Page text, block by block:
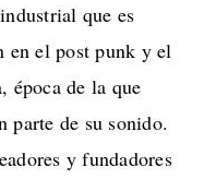
que es
en el post punk y el
época de la que
parte de su sonido.
y fundadores